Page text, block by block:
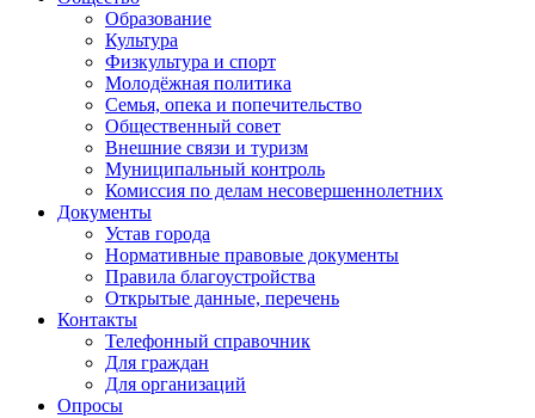
Образование
Культура
Физкультура и спорт
Молодёжная политика
Семья, опека и попечительство
Общественный совет
Внешние связи и туризм
Муниципальный контроль
Комиссия по делам несовершеннолетних
Документы
Устав города
Нормативные правовые документы
Правила благоустройства
Открытые данные, перечень
Контакты
Телефонный справочник
Для граждан
Для организаций
Опросы